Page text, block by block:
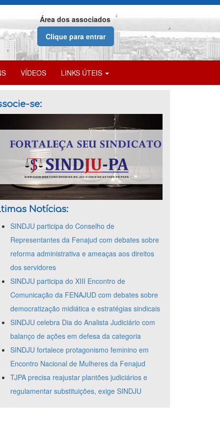
Área dos associados
Clique para entrar
VÍDEOS LINKS ÚTEIS
se:
Notícias:
SINDJU participa do Conselho de
Representantes da Fenajud com debates sobre
reforma administrativa e ameaças aos direitos
dos servidores
SINDJU participa do XIII Encontro de
Comunicação da FENAJUD com debates sobre
democratização midiática e estratégias sindicais
SINDJU celebra Dia do Analista Judiciário com
balanço de ações em defesa da categoria
SINDJU fortalece protagonismo feminino em
Encontro Nacional de Mulheres da Fenajud
TJPA precisa reajustar plantões judiciários e
regulamentar substituições, exige SINDJU